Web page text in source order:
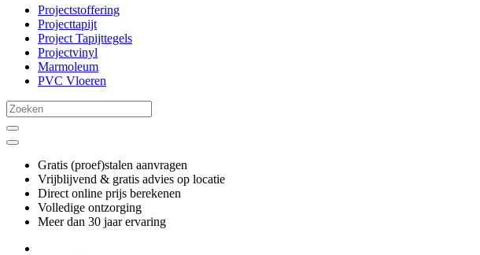
Projectstoffering
Projecttapijt
Project Tapijttegels
Projectvinyl
Marmoleum
PVC Vloeren
Gratis (proef)stalen aanvragen
Vrijblijvend & gratis advies op locatie
Direct online prijs berekenen
Volledige ontzorging
Meer dan 30 jaar ervaring